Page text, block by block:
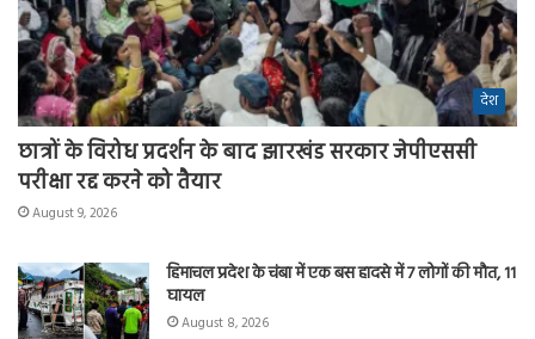
देश
छात्रों के विरोध प्रदर्शन के बाद झारखंड सरकार जेपीएससी
परीक्षा रद्द करने को तैयार
August 9, 2026
हिमाचल प्रदेश के चंबा में एक बस हादसे में 7 लोगों की मौत, 11
घायल
August 8, 2026